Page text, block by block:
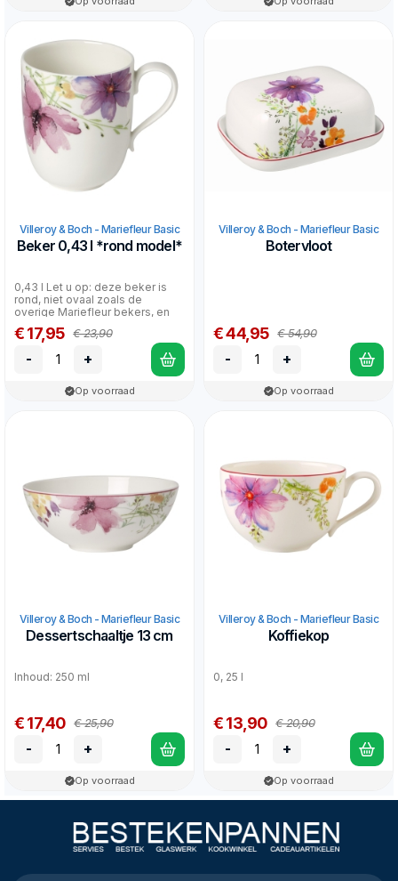
Villeroy & Boch - Mariefleur Basic
Beker 0,43 l *rond model*
0,43 l Let u op: deze beker is
rond, niet ovaal zoals de
overige Mariefleur bekers, en
€ 17,95 € 23,90
- +
Op voorraad
Villeroy & Boch - Mariefleur Basic
Botervloot
€ 44,95 € 54,90
- +
Op voorraad
Villeroy & Boch - Mariefleur Basic
Dessertschaaltje 13 cm
Inhoud: 250 ml
€ 17,40 € 25,90
- +
Op voorraad
Villeroy & Boch - Mariefleur Basic
Koffiekop
0, 25 l
€ 13,90 € 20,90
- +
Op voorraad